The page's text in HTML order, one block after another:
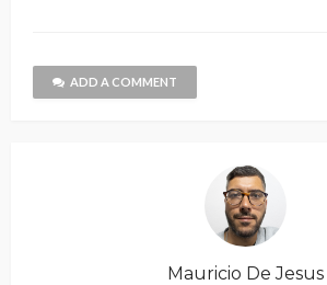
ADD A COMMENT
Mauricio De Jesus